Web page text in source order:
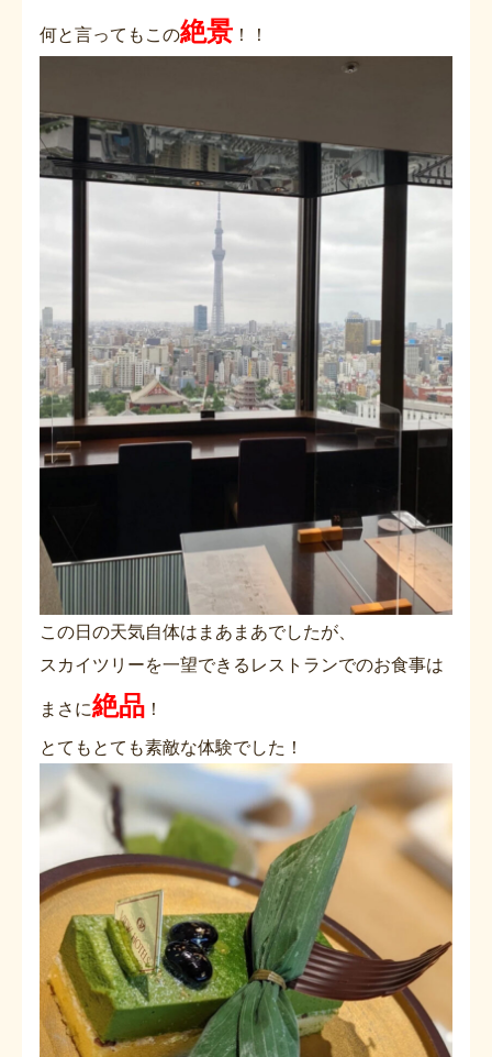
何と言ってもこの絶景 ！！
この日の天気自体はまあまあでしたが、
スカイツリーを一望できるレストランでのお食事は
まさに絶品 ！
とてもとても素敵な体験でした！